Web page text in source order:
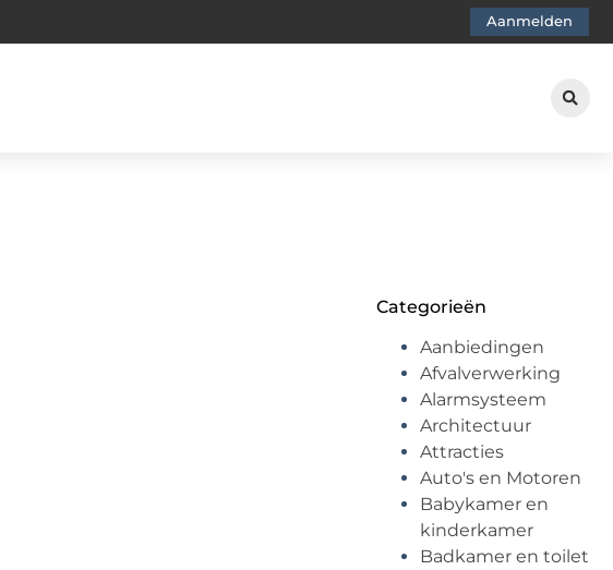
Aanmelden
Categorieën
Aanbiedingen
Afvalverwerking
Alarmsysteem
Architectuur
Attracties
Auto's en Motoren
Babykamer en
kinderkamer
Badkamer en toilet